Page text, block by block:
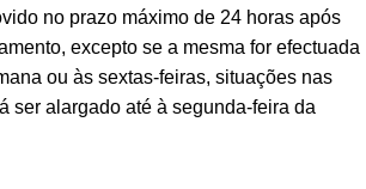
no prazo máximo de 24 horas após
excepto se a mesma for efectuada
ou às sextas-feiras, situações nas
ser alargado até à segunda-feira da